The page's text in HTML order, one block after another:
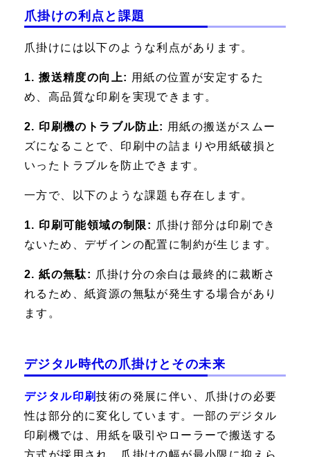
爪掛けの利点と課題
爪掛けには以下のような利点があります。
1. 搬送精度の向上: 用紙の位置が安定するた
め、高品質な印刷を実現できます。
2. 印刷機のトラブル防止: 用紙の搬送がスムー
ズになることで、印刷中の詰まりや用紙破損と
いったトラブルを防止できます。
一方で、以下のような課題も存在します。
1. 印刷可能領域の制限: 爪掛け部分は印刷でき
ないため、デザインの配置に制約が生じます。
2. 紙の無駄: 爪掛け分の余白は最終的に裁断さ
れるため、紙資源の無駄が発生する場合があり
ます。
デジタル時代の爪掛けとその未来
デジタル印刷技術の発展に伴い、爪掛けの必要
性は部分的に変化しています。一部のデジタル
印刷機では、用紙を吸引やローラーで搬送する
方式が採用され、爪掛けの幅が最小限に抑えら